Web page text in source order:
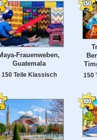
Frauenweben,
Guatemala
150 Teile Klassisch 150